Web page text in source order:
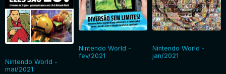
Nintendo World -
mai/2021
Nintendo World -
fev/2021
Nintendo World -
jan/2021